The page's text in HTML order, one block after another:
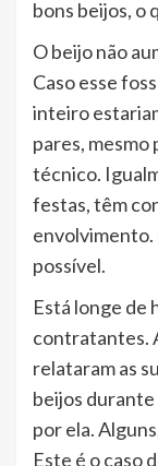
bons beijos, o
O beijo não
Caso esse
inteiro
pares, mesmo
técnico.
festas, têm
possível.
Está longe de
contratantes.
relataram as
beijos durante
por ela.
Este é o caso